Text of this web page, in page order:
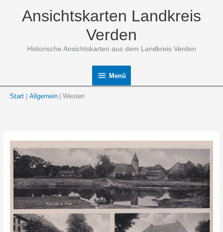
Ansichtskarten Landkreis
Verden
Historische Ansichtskarten aus dem Landkreis Verden
Menü
Menü
Start Allgemein Westen